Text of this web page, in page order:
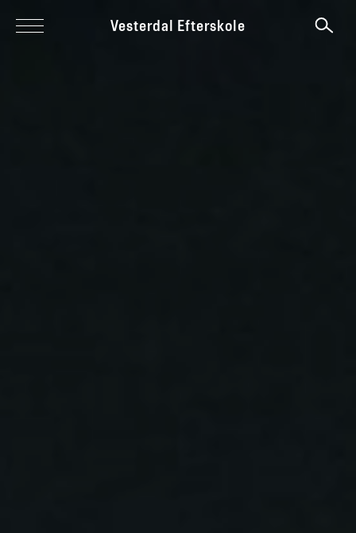
Vesterdal Efterskole